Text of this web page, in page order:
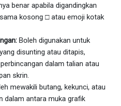
benar apabila digandingkan
kosong □ atau emoji kotak
Boleh digunakan untuk
disunting atau ditapis,
dalam talian atau
skrin.
mewakili butang, kekunci, atau
dalam antara muka grafik